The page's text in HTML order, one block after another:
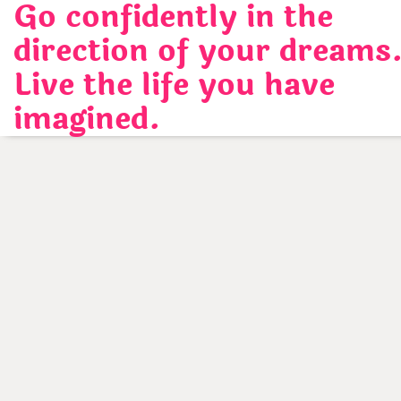
Skip
content
Go confidently in the
direction of your
Live the life you have
imagined.